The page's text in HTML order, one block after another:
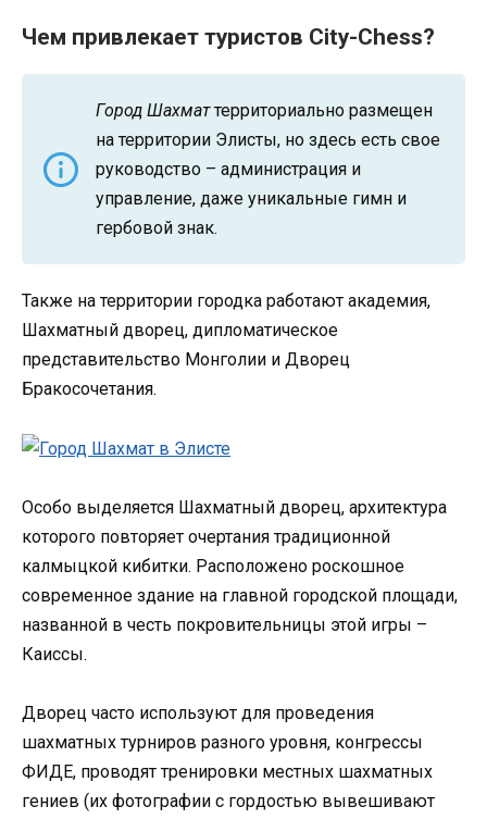
Чем привлекает туристов City-Chess?
Город Шахматтерриториально размещен
на территории Элисты, но здесь есть свое
руководство – администрация и
управление, даже уникальные гимн и
гербовой знак.
Также на территории городка работают академия,
Шахматный дворец, дипломатическое
представительство Монголии и Дворец
Бракосочетания.
Особо выделяется Шахматный дворец, архитектура
которого повторяет очертания традиционной
калмыцкой кибитки. Расположено роскошное
современное здание на главной городской площади,
названной в честь покровительницы этой игры –
Каиссы.
Дворец часто используют для проведения
шахматных турниров разного уровня, конгрессы
ФИДЕ, проводят тренировки местных шахматных
гениев (их фотографии с гордостью вывешивают